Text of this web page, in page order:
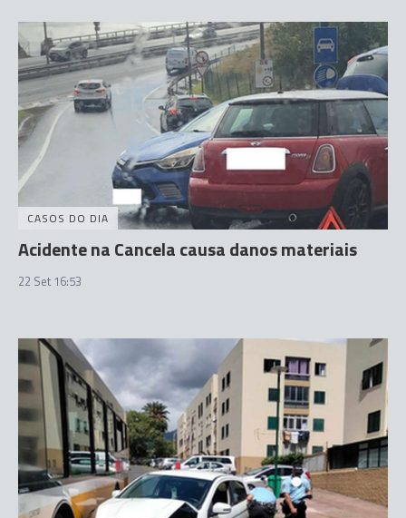
CASOS DO DIA
Acidente na Cancela causa danos materiais
22 Set 16:53